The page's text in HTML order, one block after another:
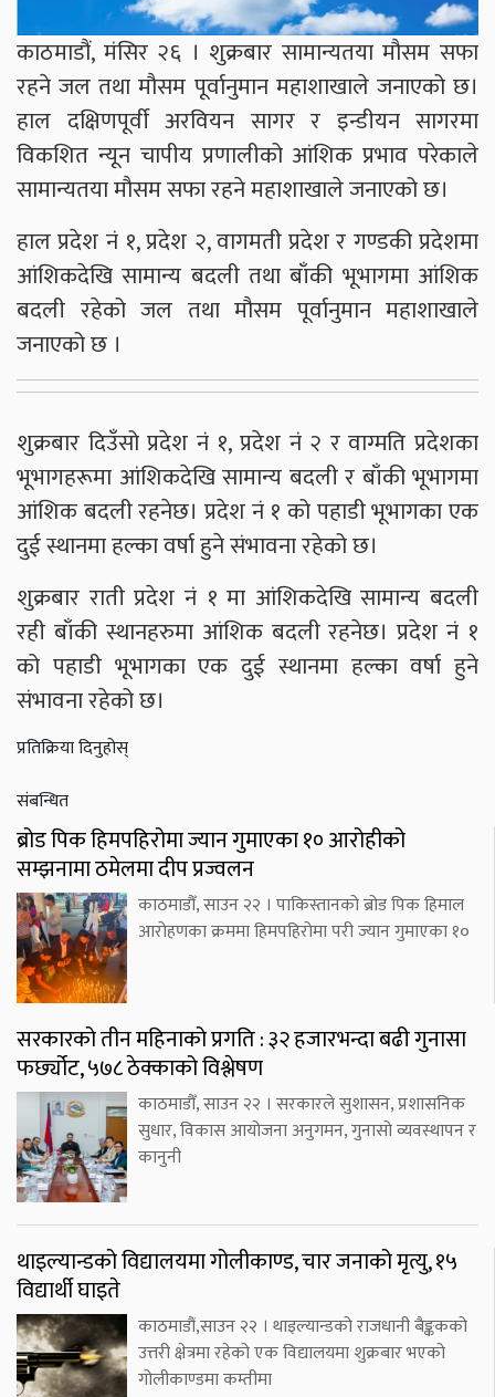
काठमाडौं, मंसिर २६ । शुक्रबार सामान्यतया मौसम सफा
रहने जल तथा मौसम पूर्वानुमान महाशाखाले जनाएको छ।
हाल दक्षिणपूर्वी अरवियन सागर र इन्डीयन सागरमा
विकशित न्यून चापीय प्रणालीको आंशिक प्रभाव परेकाले
सामान्यतया मौसम सफा रहने महाशाखाले जनाएको छ।
हाल प्रदेश नं १, प्रदेश २, वागमती प्रदेश र गण्डकी प्रदेशमा
आंशिकदेखि सामान्य बदली तथा बाँकी भूभागमा आंशिक
बदली रहेको जल तथा मौसम पूर्वानुमान महाशाखाले
जनाएको छ ।
शुक्रबार दिउँसो प्रदेश नं १, प्रदेश नं २ र वाग्मति प्रदेशका
भूभागहरूमा आंशिकदेखि सामान्य बदली र बाँकी भूभागमा
आंशिक बदली रहनेछ। प्रदेश नं १ को पहाडी भूभागका एक
दुई स्थानमा हल्का वर्षा हुने संभावना रहेको छ।
शुक्रबार राती प्रदेश नं १ मा आंशिकदेखि सामान्य बदली
रही बाँकी स्थानहरुमा आंशिक बदली रहनेछ। प्रदेश नं १
को पहाडी भूभागका एक दुई स्थानमा हल्का वर्षा हुने
संभावना रहेको छ।
प्रतिक्रिया दिनुहोस्
संबन्धित
ब्रोड पिक हिमपहिरोमा ज्यान गुमाएका १० आरोहीको
सम्झनामा ठमेलमा दीप प्रज्वलन
काठमाडौँ, साउन २२ । पाकिस्तानको ब्रोड पिक हिमाल
आरोहणका क्रममा हिमपहिरोमा परी ज्यान गुमाएका १०
सरकारको तीन महिनाको प्रगति : ३२ हजारभन्दा बढी गुनासा
फर्छ्योट, ५७८ ठेक्काको विश्लेषण
काठमाडौँ, साउन २२ । सरकारले सुशासन, प्रशासनिक
सुधार, विकास आयोजना अनुगमन, गुनासो व्यवस्थापन र
कानुनी
थाइल्यान्डको विद्यालयमा गोलीकाण्ड, चार जनाको मृत्यु, १५
विद्यार्थी घाइते
काठमाडौं,साउन २२ । थाइल्यान्डको राजधानी बैङ्ककको
उत्तरी क्षेत्रमा रहेको एक विद्यालयमा शुक्रबार भएको
गोलीकाण्डमा कम्तीमा